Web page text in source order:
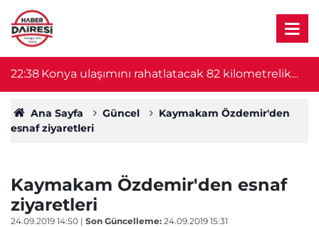
22:38 Konya ulaşımını rahatlatacak 82 kilometrelik
proje başlıyor! Bakan Uraloğlu duyurdu
Ana Sayfa Güncel
Kaymakam Özdemir'den
esnaf ziyaretleri
Kaymakam Özdemir'den esnaf
ziyaretleri
24.09.2019 14:50 | Son Güncelleme: 24.09.2019 15:31